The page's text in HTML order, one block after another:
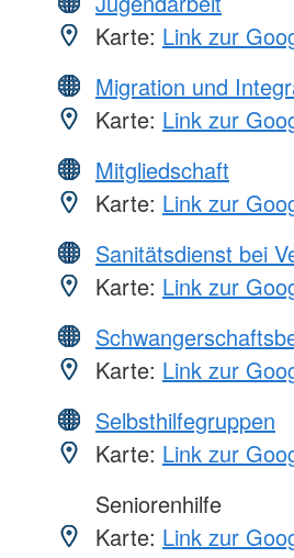
Karte: Link zur
Migration und
Karte: Link zur
Mitgliedschaft
Karte: Link zur
Sanitätsdienst bei
Karte: Link zur
Karte: Link zur
Selbsthilfegruppen
Karte: Link zur
Seniorenhilfe
Karte: Link zur